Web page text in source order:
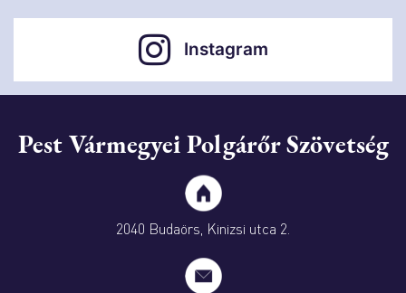
Instagram
Pest Vármegyei Polgárőr Szövetség
2040 Budaörs, Kinizsi utca 2.